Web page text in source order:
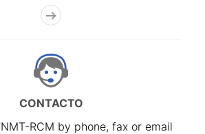
CONTACTO
RCM by phone, fax or email